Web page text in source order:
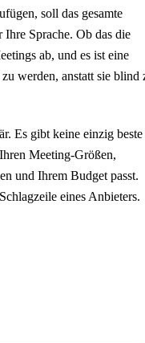
soll das gesamte
Sprache. Ob das die
ab, und es ist eine
werden, anstatt sie blind
Es gibt keine einzig beste
Meeting-Größen,
und Ihrem Budget passt.
eines Anbieters.